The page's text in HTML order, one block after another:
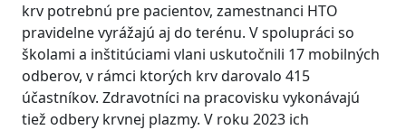
krv potrebnú pre pacientov, zamestnanci HTO
pravidelne vyrážajú aj do terénu. V spolupráci so
školami a inštitúciami vlani uskutočnili 17 mobilných
odberov, v rámci ktorých krv darovalo 415
účastníkov. Zdravotníci na pracovisku vykonávajú
tiež odbery krvnej plazmy. V roku 2023 ich